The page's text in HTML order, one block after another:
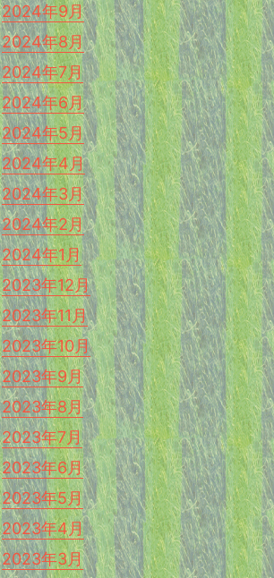
2024年9月
2024年8月
2024年7月
2024年6月
2024年5月
2024年4月
2024年3月
2024年2月
2024年1月
2023年12月
2023年11月
2023年10月
2023年9月
2023年8月
2023年7月
2023年6月
2023年5月
2023年4月
2023年3月